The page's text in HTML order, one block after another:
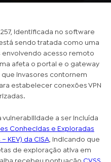
identificada no software
sendo tratada como uma
envolvendo acesso remoto
afeta o portal e o gateway
invasores contornem
estabelecer conexões VPN
a ser incluída
Conhecidas e Exploradas
KEV) da CISA, indicando que
de exploração ativa em